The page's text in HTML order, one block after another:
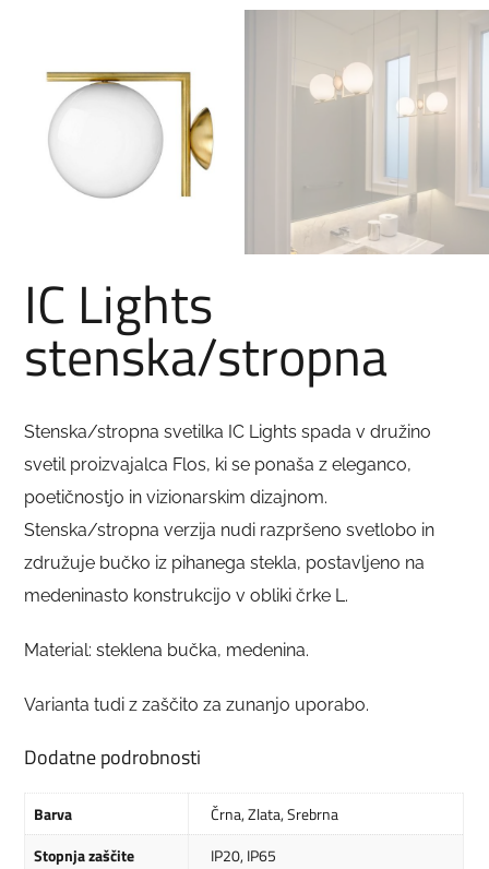
IC Lights
stenska/stropna
Stenska/stropna svetilka IC Lights spada v družino
svetil proizvajalca Flos, ki se ponaša z eleganco,
poetičnostjo in vizionarskim dizajnom.
Stenska/stropna verzija nudi razpršeno svetlobo in
združuje bučko iz pihanega stekla, postavljeno na
medeninasto konstrukcijo v obliki črke L.
Material: steklena bučka, medenina.
Varianta tudi z zaščito za zunanjo uporabo.
Dodatne podrobnosti
Barva Črna,Zlata,Srebrna
Stopnja zaščite
IP20,IP65